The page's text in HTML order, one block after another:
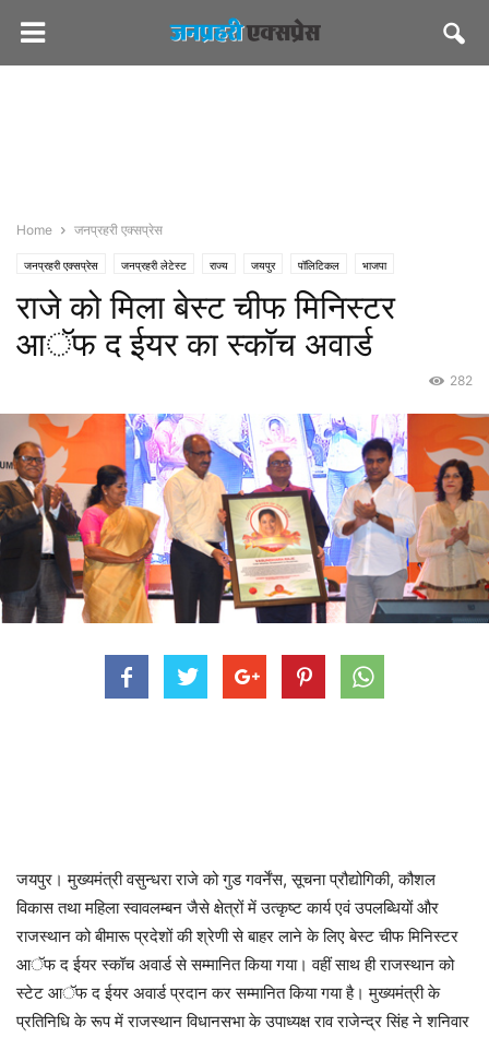
Home जनप्रहरी एक्सप्रेस
जनप्रहरी एक्सप्रेस जनप्रहरी लेटेस्ट राज्य जयपुर पॉलिटिकल भाजपा
सीएमओ राजस्थान
राजे को मिला बेस्ट चीफ मिनिस्टर
आॅफ द ईयर का स्कॉच अवार्ड
282
जयपुर। मुख्यमंत्री वसुन्धरा राजे को गुड गवर्नेंस, सूचना प्रौद्योगिकी, कौशल
विकास तथा महिला स्वावलम्बन जैसे क्षेत्रों में उत्कृष्ट कार्य एवं उपलब्धियों और
राजस्थान को बीमारू प्रदेशों की श्रेणी से बाहर लाने के लिए बेस्ट चीफ मिनिस्टर
आॅफ द ईयर स्कॉच अवार्ड से सम्मानित किया गया। वहीं साथ ही राजस्थान को
स्टेट आॅफ द ईयर अवार्ड प्रदान कर सम्मानित किया गया है। मुख्यमंत्री के
प्रतिनिधि के रूप में राजस्थान विधानसभा के उपाध्यक्ष राव राजेन्द्र सिंह ने शनिवार